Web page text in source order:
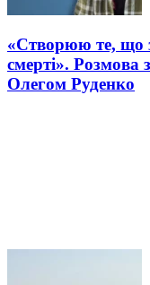
«Створюю те, що
смерті». Розмова
Олегом Руденко